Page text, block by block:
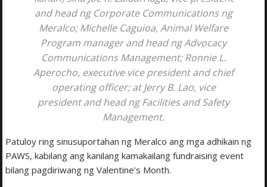
and head ng Corporate Communications ng
Meralco; Michelle Caguioa, Animal Welfare
Program manager and head ng Advocacy
Communications Management; Ronnie L.
Aperocho, executive vice president and chief
operating officer; at Jerry B. Lao, vice
president and head ng Facilities and Safety
Management.
Patuloy ring sinusuportahan ng Meralco ang mga adhikain ng
PAWS, kabilang ang kanilang kamakailang fundraising event
bilang pagdiriwang ng Valentine’s Month.